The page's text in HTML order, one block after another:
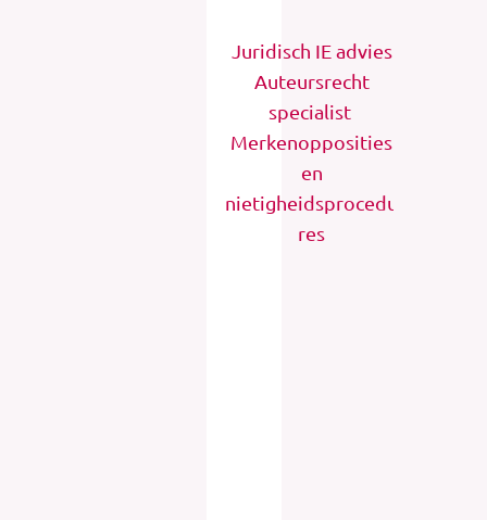
Juridisch IE advies
Auteursrecht
specialist
Merkenopposities
en
nietigheidsprocedu
res